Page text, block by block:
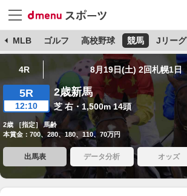
MLB ゴルフ 高校野球 競馬 Jリーグ
4R 8月19日(土) 2回札幌1日
5R
12:10
2歳新馬
芝 右・1,500m 14頭
2歳 ［指定］ 馬齢
本賞金：700、280、180、110、70万円
出馬表 データ分析 オッズ